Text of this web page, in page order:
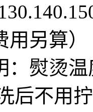
另算）
：熨烫
后不用